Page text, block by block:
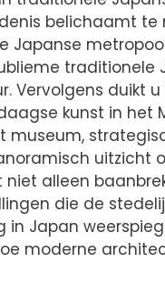
belichaamt te
Japanse
traditionele
Vervolgens duikt
kunst in het
museum,
uitzicht
niet alleen
die de
in Japan
moderne